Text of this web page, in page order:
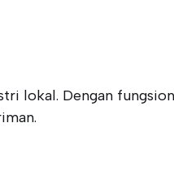
lokal. Dengan